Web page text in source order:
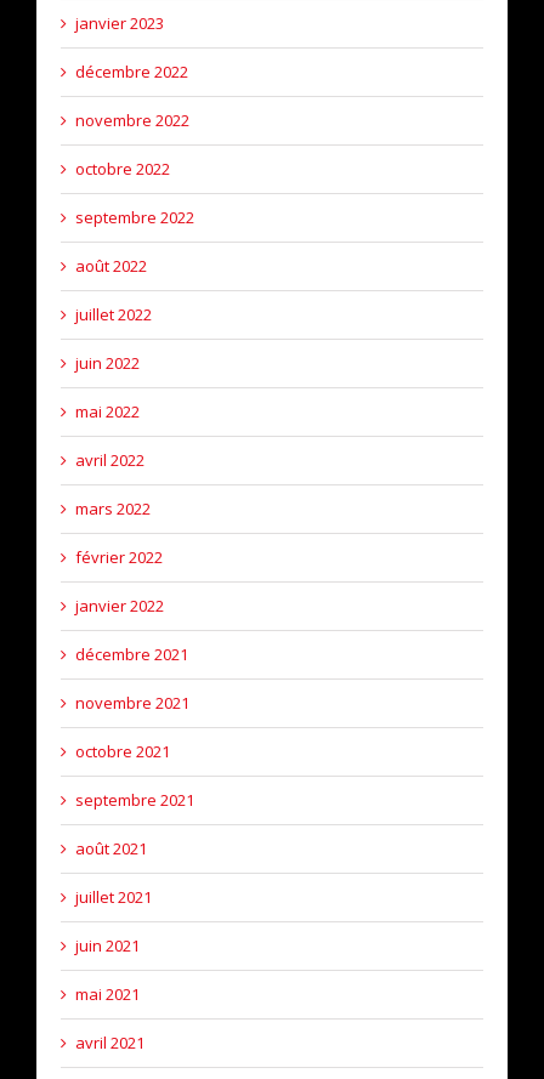
janvier 2023
décembre 2022
novembre 2022
octobre 2022
septembre 2022
août 2022
juillet 2022
juin 2022
mai 2022
avril 2022
mars 2022
février 2022
janvier 2022
décembre 2021
novembre 2021
octobre 2021
septembre 2021
août 2021
juillet 2021
juin 2021
mai 2021
avril 2021